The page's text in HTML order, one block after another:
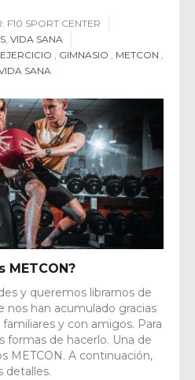
F10 SPORT CENTER
, VIDA SANA
EJERCICIO , GIMNASIO , METCON ,
SANA
METCON?
y queremos librarnos de
nos han acumulado gracias
y con amigos. Para
formas de hacerlo. Una de
METCON. A continuación,
detalles.